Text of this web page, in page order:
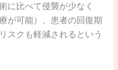
に比べて侵襲が少なく
が可能）、患者の回復期
スクも軽減されるという